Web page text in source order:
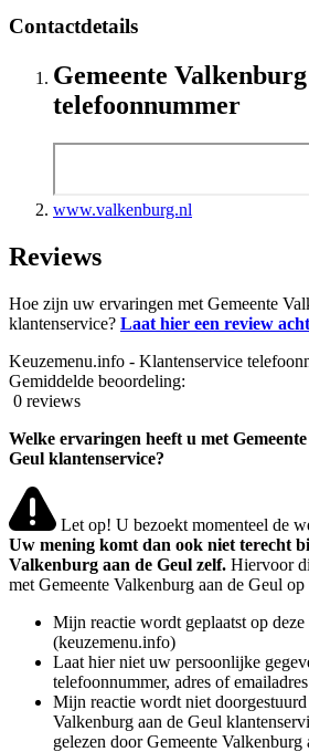
Contactdetails
Gemeente
telefoonnummer
www.valkenburg.nl
Reviews
Hoe zijn uw ervaringen met Gemeente
klantenservice? Laat hier een review
Keuzemenu.info - Klantenservice
Gemiddelde beoordeling:
0 reviews
Welke ervaringen heeft u met
Geul klantenservice?
Let op! U bezoekt momenteel de
Uw mening komt dan ook niet terecht
Valkenburg aan de Geul zelf. Hiervoor
met Gemeente Valkenburg aan de Geul op
Mijn reactie wordt geplaatst op deze
(keuzemenu.info)
Laat hier niet uw persoonlijke
telefoonnummer, adres of
Mijn reactie wordt niet doorgestuurd
Valkenburg aan de Geul
gelezen door Gemeente Valkenburg